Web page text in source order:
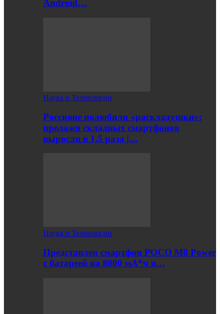
Android…
Наука и Технологии
Россияне полюбили «раскладушки»:
продажи складных смартфонов
выросли в 1,5 раза |…
Наука и Технологии
Представлен смартфон POCO M8 Power
с батареей на 8000 мА*ч и…